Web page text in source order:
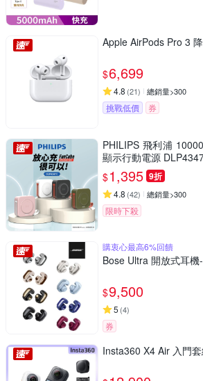
Apple AirPods Pro 3
$6,699
4.8 (21) 總銷量>300
挑戰低價 券
PHILIPS 飛利浦
顯示行動電源
$1,395 9折
4.8 (42) 總銷量>300
限時下殺
購衷心最高6%回饋
Bose Ultra 開放式耳機
$9,500
5 (4)
券
Insta360 X4 Air 入門